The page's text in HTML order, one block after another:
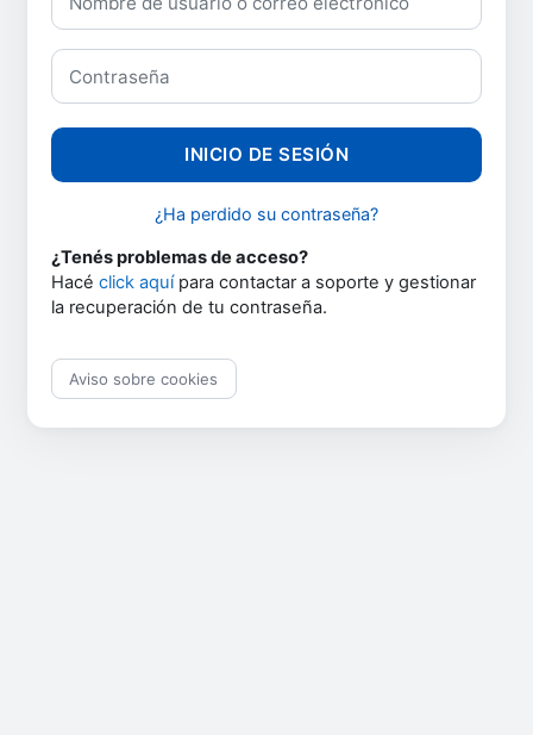
Contraseña
INICIO DE SESIÓN
¿Ha perdido su contraseña?
¿Tenés problemas de acceso?
Hacé click aquípara contactar a soporte y gestionar
la recuperación de tu contraseña.
Aviso sobre cookies